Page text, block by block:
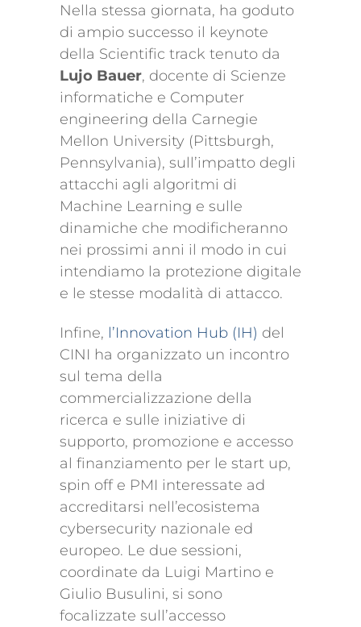
Nella stessa giornata, ha goduto
di ampio successo il keynote
della Scientific track tenuto da
Lujo Bauer, docente di Scienze
informatiche e Computer
engineering della Carnegie
Mellon University (Pittsburgh,
Pennsylvania), sull’impatto degli
attacchi agli algoritmi di
Machine Learning e sulle
dinamiche che modificheranno
nei prossimi anni il modo in cui
intendiamo la protezione digitale
e le stesse modalità di attacco.
Infine, l’Innovation Hub (IH) del
CINI ha organizzato un incontro
sul tema della
commercializzazione della
ricerca e sulle iniziative di
supporto, promozione e accesso
al finanziamento per le start up,
spin off e PMI interessate ad
accreditarsi nell’ecosistema
cybersecurity nazionale ed
europeo. Le due sessioni,
coordinate da Luigi Martino e
Giulio Busulini, si sono
focalizzate sull’accesso